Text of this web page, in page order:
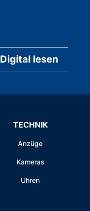
Digital lesen
TECHNIK
Anzüge
Kameras
Uhren